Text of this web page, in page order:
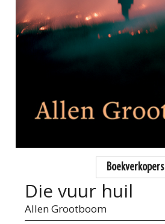
Boekverkopers
Die vuur huil
Allen Grootboom